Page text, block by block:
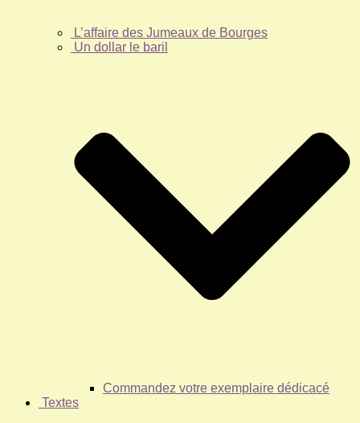
L’affaire des Jumeaux de Bourges
Un dollar le baril
Commandez votre exemplaire dédicacé
Textes